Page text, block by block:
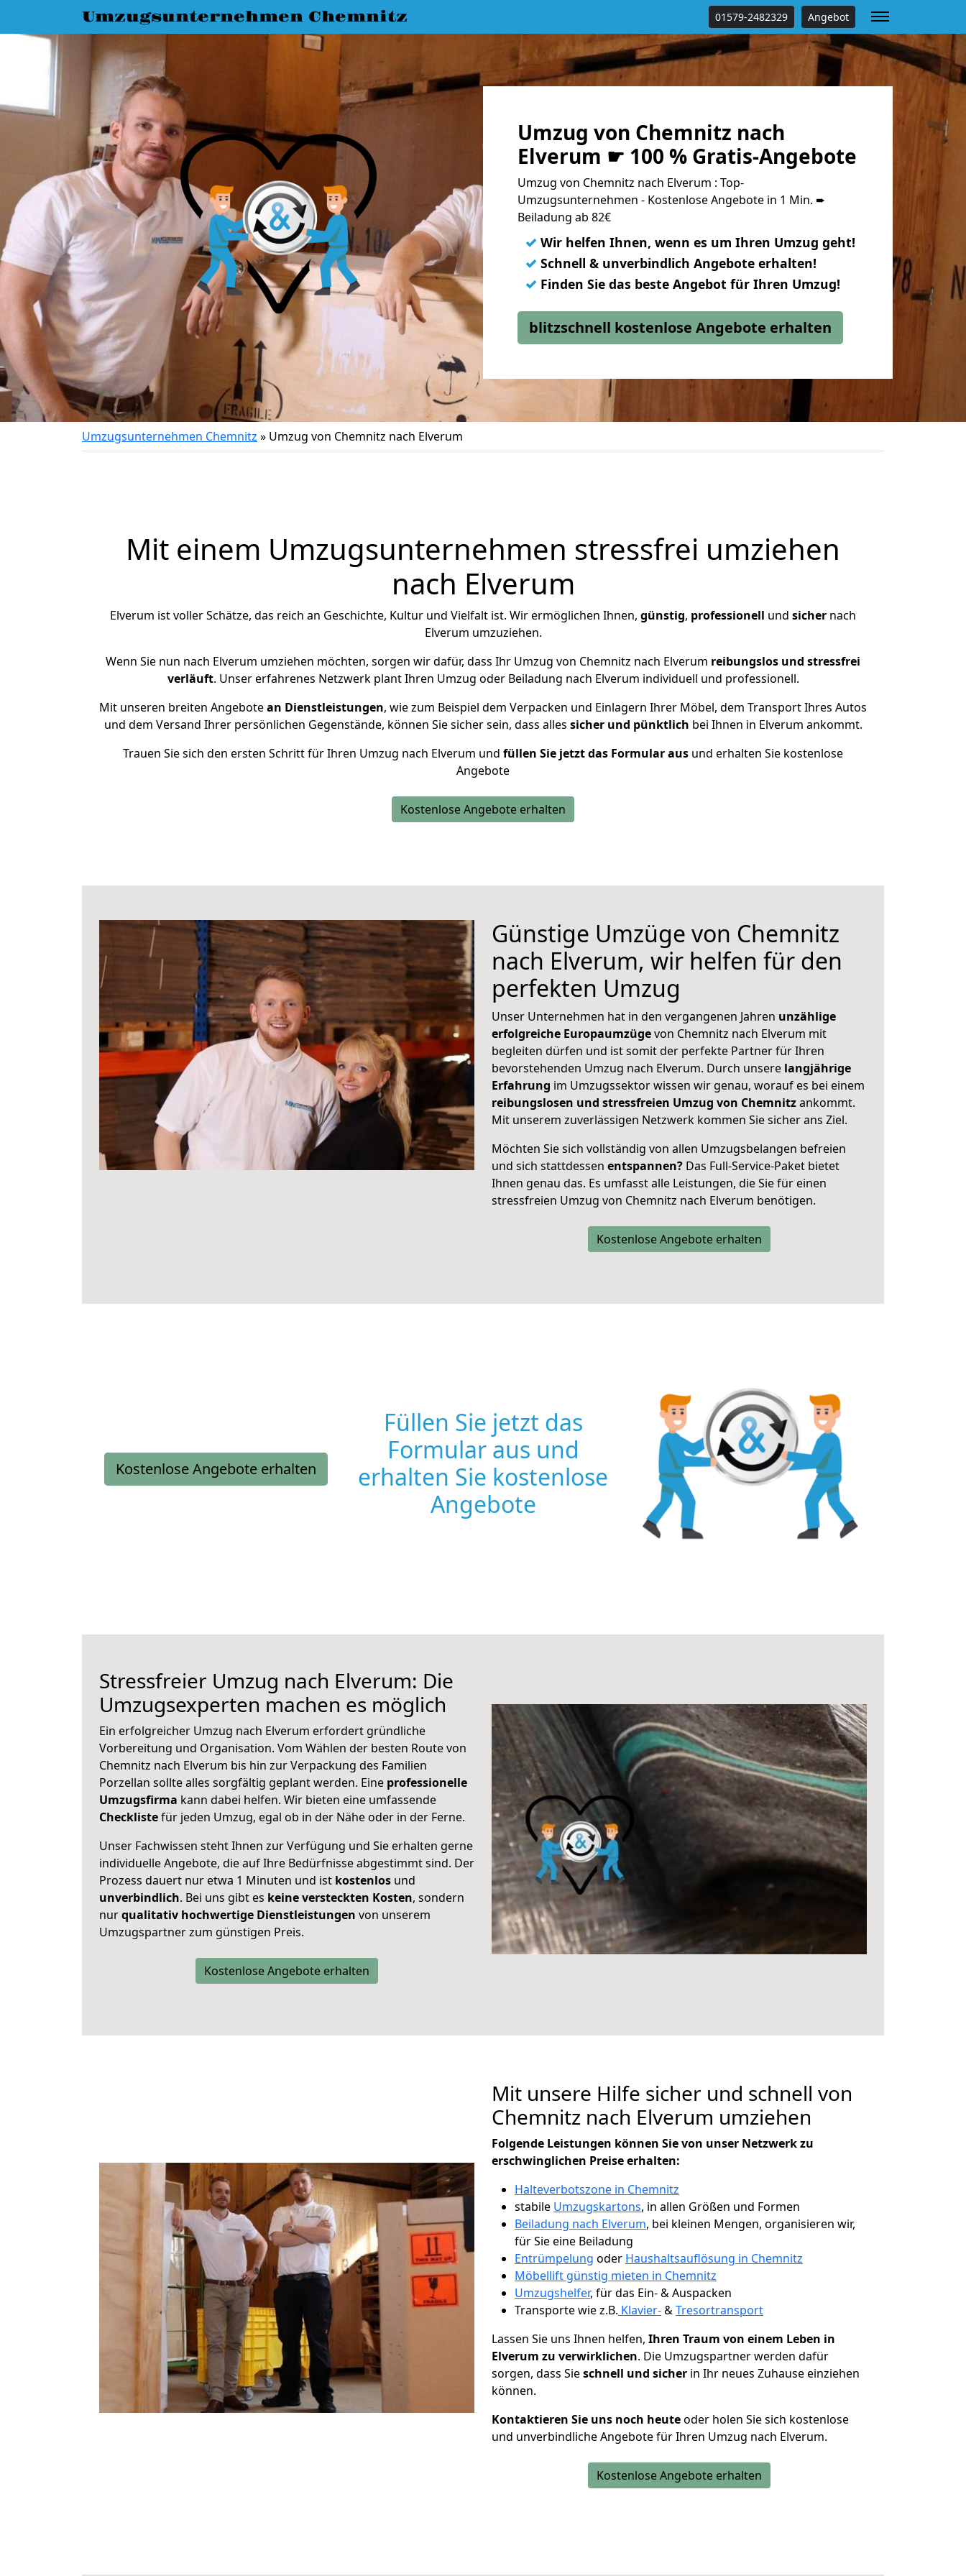
Umzugsunternehmen Chemnitz 01579-2482329 Angebot
Umzug von Chemnitz nach
Elverum ☛ 100 % Gratis-Angebote
Umzug von Chemnitz nach Elverum : Top-
Umzugsunternehmen - Kostenlose Angebote in 1 Min. ➨
Beiladung ab 82€
✓ Wir helfen Ihnen, wenn es um Ihren Umzug geht!
✓ Schnell & unverbindlich Angebote erhalten!
✓ Finden Sie das beste Angebot für Ihren Umzug!
blitzschnell kostenlose Angebote erhalten
Umzugsunternehmen Chemnitz » Umzug von Chemnitz nach Elverum
Mit einem Umzugsunternehmen stressfrei umziehen
nach Elverum
Elverum ist voller Schätze, das reich an Geschichte, Kultur und Vielfalt ist. Wir ermöglichen Ihnen, günstig, professionell und sicher nach
Elverum umzuziehen.
Wenn Sie nun nach Elverum umziehen möchten, sorgen wir dafür, dass Ihr Umzug von Chemnitz nach Elverum reibungslos und stressfrei
verläuft. Unser erfahrenes Netzwerk plant Ihren Umzug oder Beiladung nach Elverum individuell und professionell.
Mit unseren breiten Angebotean Dienstleistungen, wie zum Beispiel dem Verpacken und Einlagern Ihrer Möbel, dem Transport Ihres Autos
und dem Versand Ihrer persönlichen Gegenstände, können Sie sicher sein, dass alles sicher und pünktlich bei Ihnen in Elverum ankommt.
Trauen Sie sich den ersten Schritt für Ihren Umzug nach Elverum und füllen Sie jetzt das Formular aus und erhalten Sie kostenlose
Angebote
Kostenlose Angebote erhalten
Günstige Umzüge von Chemnitz
nach Elverum, wir helfen für den
perfekten Umzug
Unser Unternehmen hat in den vergangenen Jahren unzählige
erfolgreiche Europaumzügevon Chemnitz nach Elverum mit
begleiten dürfen und ist somit der perfekte Partner für Ihren
bevorstehenden Umzug nach Elverum. Durch unsere langjährige
Erfahrung im Umzugssektor wissen wir genau, worauf es bei einem
reibungslosen und stressfreien Umzug von Chemnitzankommt.
Mit unserem zuverlässigen Netzwerk kommen Sie sicher ans Ziel.
Möchten Sie sich vollständig von allen Umzugsbelangen befreien
und sich stattdessen entspannen? Das Full-Service-Paket bietet
Ihnen genau das. Es umfasst alle Leistungen, die Sie für einen
stressfreien Umzug von Chemnitz nach Elverum benötigen.
Kostenlose Angebote erhalten
Kostenlose Angebote erhalten
Füllen Sie jetzt das
Formular aus und
erhalten Sie kostenlose
Angebote
Stressfreier Umzug nach Elverum: Die
Umzugsexperten machen es möglich
Ein erfolgreicher Umzug nach Elverum erfordert gründliche
Vorbereitung und Organisation. Vom Wählen der besten Route von
Chemnitz nach Elverum bis hin zur Verpackung des Familien
Porzellan sollte alles sorgfältig geplant werden. Eine professionelle
Umzugsfirma kann dabei helfen. Wir bieten eine umfassende
Checklistefür jeden Umzug, egal ob in der Nähe oder in der Ferne.
Unser Fachwissen steht Ihnen zur Verfügung und Sie erhalten gerne
individuelle Angebote, die auf Ihre Bedürfnisse abgestimmt sind. Der
Prozess dauert nur etwa 1 Minuten und ist kostenlos und
unverbindlich. Bei uns gibt es keine versteckten Kosten, sondern
nurqualitativ hochwertige Dienstleistungen von unserem
Umzugspartner zum günstigen Preis.
Kostenlose Angebote erhalten
Mit unsere Hilfe sicher und schnell von
Chemnitz nach Elverum umziehen
Folgende Leistungen können Sie von unser Netzwerk zu
erschwinglichen Preise erhalten:
Halteverbotszone in Chemnitz
stabile Umzugskartons, in allen Größen und Formen
Beiladung nach Elverum, bei kleinen Mengen, organisieren wir,
für Sie eine Beiladung
Entrümpelung oder Haushaltsauflösung in Chemnitz
Möbellift günstig mieten in Chemnitz
Umzugshelfer, für das Ein- & Auspacken
Transporte wie z.B. Klavier-&Tresortransport
Lassen Sie uns Ihnen helfen, Ihren Traum von einem Leben in
Elverum zu verwirklichen. Die Umzugspartner werden dafür
sorgen, dass Sieschnell und sicher in Ihr neues Zuhause einziehen
können.
Kontaktieren Sie uns noch heuteoder holen Sie sich kostenlose
und unverbindliche Angebote für Ihren Umzug nach Elverum.
Kostenlose Angebote erhalten